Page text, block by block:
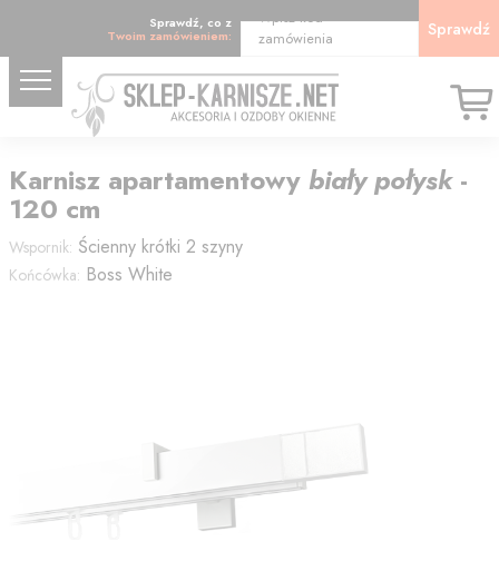
Sprawdź, co z
Twoim zamówieniem:
Wpisz kod
zamówienia
Sprawdź
Karnisz apartamentowy biały połysk-
120 cm
Wspornik: Ścienny krótki 2 szyny
Końcówka: Boss White